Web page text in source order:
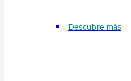
Descubre más